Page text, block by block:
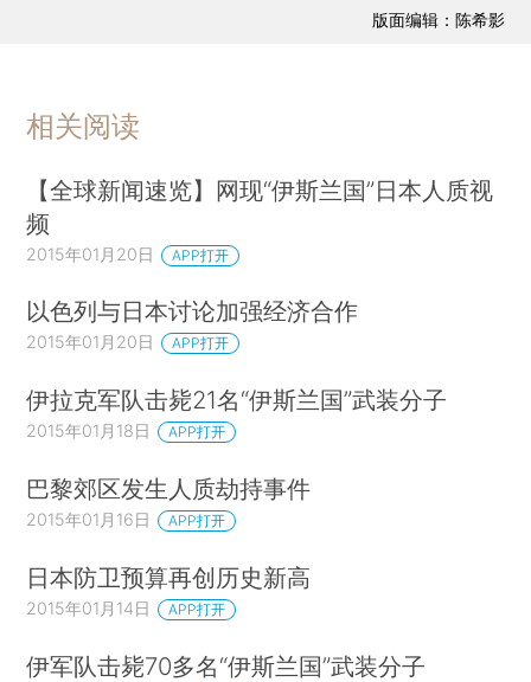
版面编辑：陈希影
相关阅读
【全球新闻速览】网现“伊斯兰国”日本人质视
频
2015年01月20日 APP打开
以色列与日本讨论加强经济合作
2015年01月20日 APP打开
伊拉克军队击毙21名“伊斯兰国”武装分子
2015年01月18日 APP打开
巴黎郊区发生人质劫持事件
2015年01月16日 APP打开
日本防卫预算再创历史新高
2015年01月14日 APP打开
伊军队击毙70多名“伊斯兰国”武装分子